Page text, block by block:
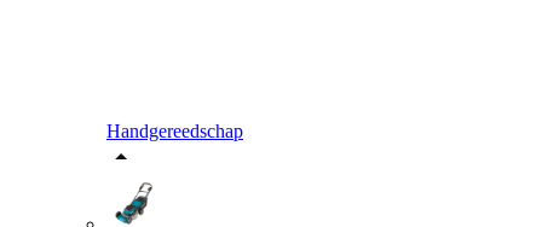
Handgereedschap